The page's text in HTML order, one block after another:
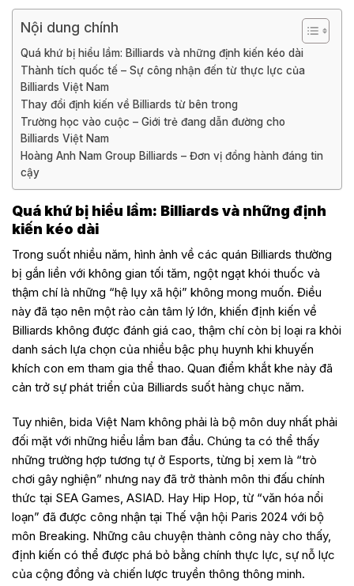
Nội dung chính
Quá khứ bị hiểu lầm: Billiards và những định kiến kéo dài
Thành tích quốc tế – Sự công nhận đến từ thực lực của
Billiards Việt Nam
Thay đổi định kiến về Billiards từ bên trong
Trường học vào cuộc – Giới trẻ đang dẫn đường cho
Billiards Việt Nam
Hoàng Anh Nam Group Billiards – Đơn vị đồng hành đáng tin
cậy
Quá khứ bị hiểu lầm: Billiards và những định
kiến kéo dài
Trong suốt nhiều năm, hình ảnh về các quán Billiards thường
bị gắn liền với không gian tối tăm, ngột ngạt khói thuốc và
thậm chí là những “hệ lụy xã hội” không mong muốn. Điều
này đã tạo nên một rào cản tâm lý lớn, khiến định kiến về
Billiards không được đánh giá cao, thậm chí còn bị loại ra khỏi
danh sách lựa chọn của nhiều bậc phụ huynh khi khuyến
khích con em tham gia thể thao. Quan điểm khắt khe này đã
cản trở sự phát triển của Billiards suốt hàng chục năm.
Tuy nhiên, bida Việt Nam không phải là bộ môn duy nhất phải
đối mặt với những hiểu lầm ban đầu. Chúng ta có thể thấy
những trường hợp tương tự ở Esports, từng bị xem là “trò
chơi gây nghiện” nhưng nay đã trở thành môn thi đấu chính
thức tại SEA Games, ASIAD. Hay Hip Hop, từ “văn hóa nổi
loạn” đã được công nhận tại Thế vận hội Paris 2024 với bộ
môn Breaking. Những câu chuyện thành công này cho thấy,
định kiến có thể được phá bỏ bằng chính thực lực, sự nỗ lực
của cộng đồng và chiến lược truyền thông thông minh.